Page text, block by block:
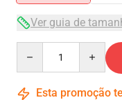
Ver guia de
Esta promoção